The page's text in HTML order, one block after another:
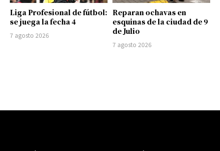
Liga Profesional de fútbol:
se juega la fecha 4
7 agosto 2026
Reparan ochavas en
esquinas de la ciudad de 9
de Julio
7 agosto 2026